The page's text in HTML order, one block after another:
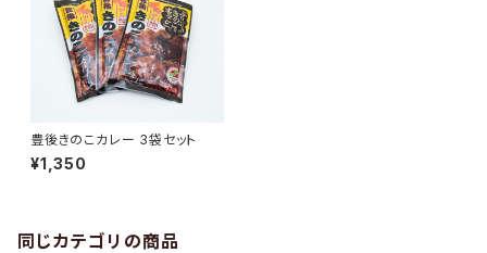
豊後きのこカレー 3袋セット
¥1,350
同じカテゴリの商品